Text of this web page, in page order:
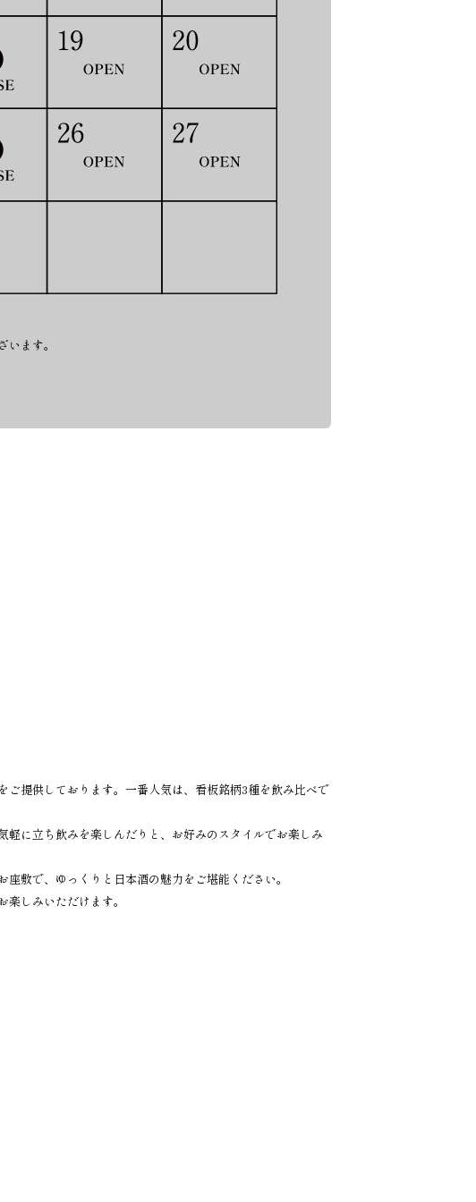
います。
ご提供しております。一番人気は、看板銘柄3種を飲み比べで
軽に立ち飲みを楽しんだりと、お好みのスタイルでお楽しみ
座敷で、ゆっくりと日本酒の魅力をご堪能ください。
楽しみいただけます。